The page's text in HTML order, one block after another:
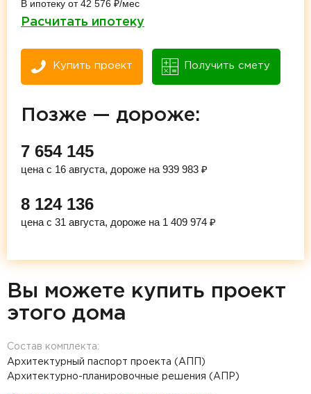
В ипотеку от 42 576 ₽/мес
Расчитать ипотеку
Купить проект Получить смету
Позже — дороже:
7 654 145
цена с 16 августа, дороже на 939 983 ₽
8 124 136
цена с 31 августа, дороже на 1 409 974 ₽
Вы можете купить проект
этого дома
Состав комплекта:
Архитектурный паспорт проекта (АПП)
Архитектурно-планировочные решения (АПР)